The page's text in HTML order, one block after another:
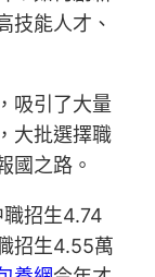
技能人才、
吸引了大量
大批選擇職
國之路。
招生4.74
招生4.55萬